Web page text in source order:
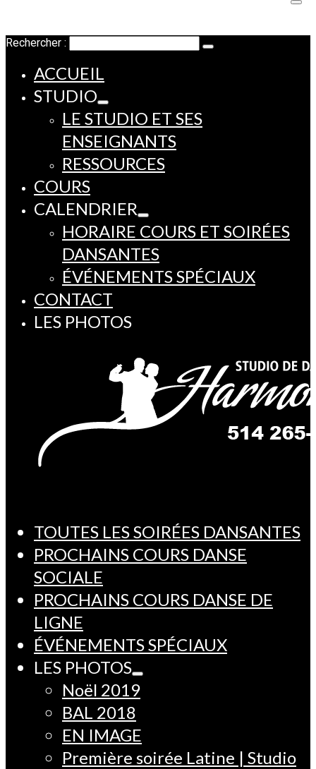
Rechercher :
ACCUEIL
STUDIO
LE STUDIO ET SES
ENSEIGNANTS
RESSOURCES
COURS
CALENDRIER
HORAIRE COURS ET SOIRÉES
DANSANTES
ÉVÉNEMENTS SPÉCIAUX
CONTACT
LES PHOTOS
TOUTES LES SOIRÉES DANSANTES
PROCHAINS COURS DANSE
SOCIALE
PROCHAINS COURS DANSE DE
LIGNE
ÉVÉNEMENTS SPÉCIAUX
LES PHOTOS
Noël 2019
BAL 2018
EN IMAGE
Première soirée Latine | Studio